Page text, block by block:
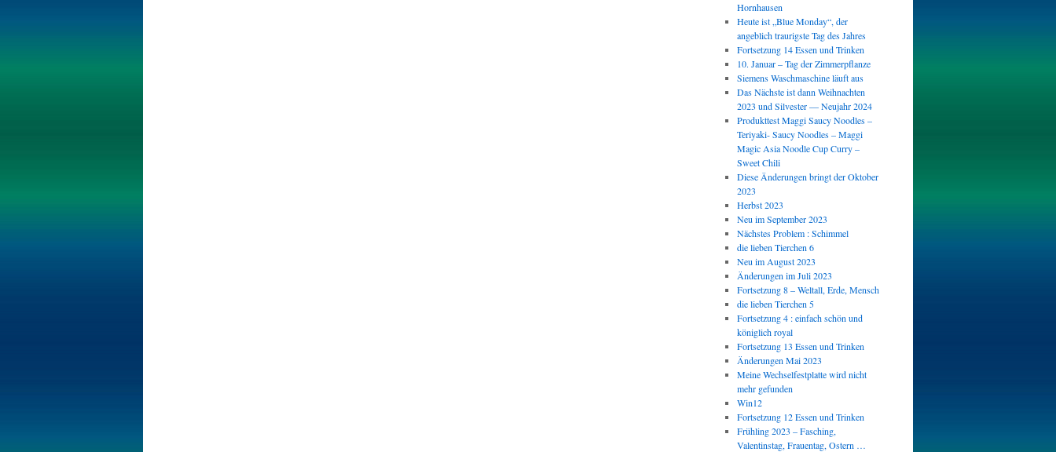
Hornhausen
Heute ist „Blue Monday“, der
angeblich traurigste Tag des Jahres
Fortsetzung 14 Essen und Trinken
10. Januar – Tag der Zimmerpflanze
Siemens Waschmaschine läuft aus
Das Nächste ist dann Weihnachten
2023 und Silvester — Neujahr 2024
Produkttest Maggi Saucy Noodles –
Teriyaki- Saucy Noodles – Maggi
Magic Asia Noodle Cup Curry –
Sweet Chili
Diese Änderungen bringt der Oktober
2023
Herbst 2023
Neu im September 2023
Nächstes Problem : Schimmel
die lieben Tierchen 6
Neu im August 2023
Änderungen im Juli 2023
Fortsetzung 8 – Weltall, Erde, Mensch
die lieben Tierchen 5
Fortsetzung 4 : einfach schön und
königlich royal
Fortsetzung 13 Essen und Trinken
Änderungen Mai 2023
Meine Wechselfestplatte wird nicht
mehr gefunden
Win12
Fortsetzung 12 Essen und Trinken
Frühling 2023 – Fasching,
Valentinstag, Frauentag, Ostern …